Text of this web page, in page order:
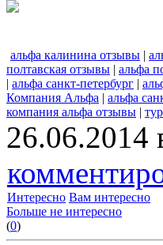
альфа калинина отзывы |
полтавская отзывы | альфа
| альфа санкт-петербург |
Компания Альфа | альфа
компания альфа отзывы |
26.06.2014
Интересно Вам интересно
Больше не интересно
(0)